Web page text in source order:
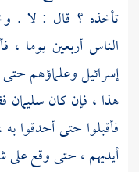
تأخذه ؟ قال : لا .
الناس أربعين يوما ،
إسرائيلوعلماؤهم حتى
هذا ، فإن كانسليمان
فأقبلوا حتى أحدقوا
أيديهم ، حتى وقع